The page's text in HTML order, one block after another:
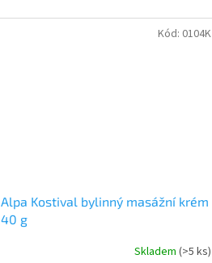
Alpa Kostival bylinný masážní krém
40 g
Skladem (>5 ks)
Kód: 0104K